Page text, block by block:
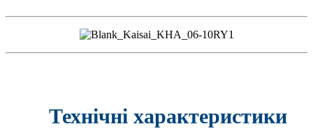
Технічні характеристики